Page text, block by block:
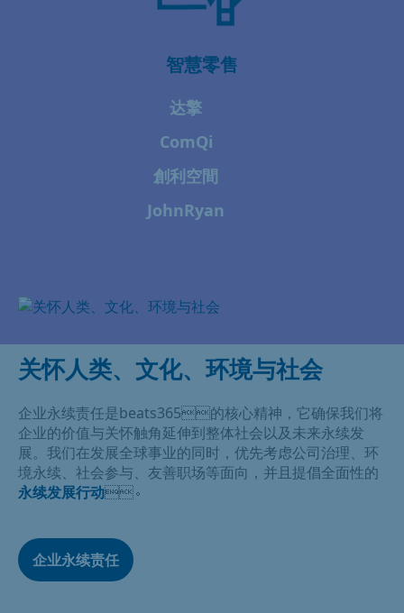
智慧零售
达擎
ComQi
創利空間
JohnRyan
关怀人类、文化、环境与社会
企业永续责任是beats365的核心精神，它确保我们将
企业的价值与关怀触角延伸到整体社会以及未来永续发
展。我们在发展全球事业的同时，优先考虑公司治理、环
境永续、社会参与、友善职场等面向，并且提倡全面性的
永续发展行动。
企业永续责任